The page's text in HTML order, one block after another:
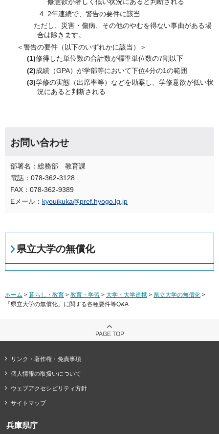
2年連続で、警告の要件に該当
ただし、災害・傷病、その他のやむを得ない事由がある場
合は除きます。
＜警告の要件（以下のいずれかに該当）＞
(1)修得した単位数の合計数が標準単位数の7割以下
(2)成績（GPA）が学部等において下位4分の1の範囲
(3)学修の実態（出席率等）などを勘案し、学修意欲が低い状
況にあると判断される
お問い合わせ
部署名：総務部 教育課
電話：078-362-3128
FAX：078-362-9389
Eメール： kyouikuka@pref.hyogo.lg.jp
県立大学の無償化
ホーム > 暮らし・教育 > 教育・学習 > 大学・大学連携 > 県立大学の無償化 >
「県立大学の無償化」に関する各種要件等Q&A
PAGE TOP
リンク・著作権・免責事項
個人情報の取扱いについて
ウェブアクセシビリティ方針
サイトマップ
兵庫県庁